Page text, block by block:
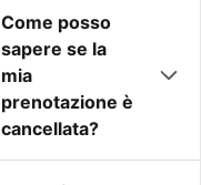
Come posso
sapere se la
mia
prenotazione è
cancellata?